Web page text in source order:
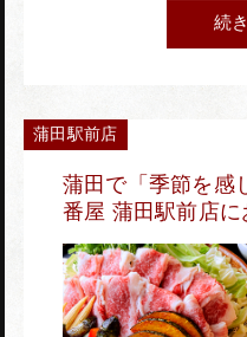
続
蒲田駅前店
蒲田で「季節を感
番屋 蒲田駅前店
神
蒲